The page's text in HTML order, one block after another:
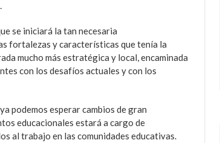
se iniciará la tan necesaria
fortalezas y características que tenía la
mucho más estratégica y local, encaminada
con los desafíos actuales y con los
podemos esperar cambios de gran
educacionales estará a cargo de
al trabajo en las comunidades educativas.